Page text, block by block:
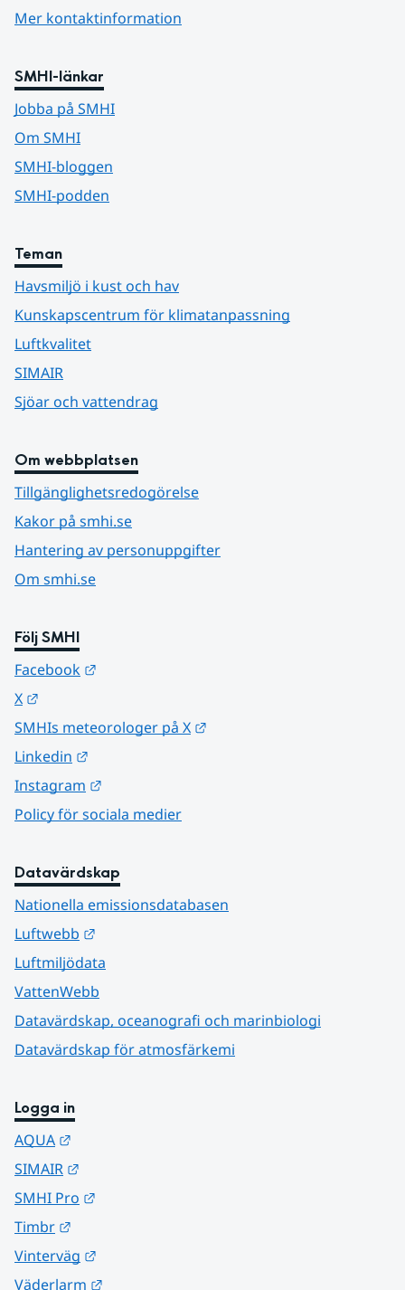
Mer kontaktinformation
SMHI-länkar
Jobba på SMHI
Om SMHI
SMHI-bloggen
SMHI-podden
Teman
Havsmiljö i kust och hav
Kunskapscentrum för klimatanpassning
Luftkvalitet
SIMAIR
Sjöar och vattendrag
Om webbplatsen
Tillgänglighetsredogörelse
Kakor på smhi.se
Hantering av personuppgifter
Om smhi.se
Följ SMHI
Facebook
X
SMHIs meteorologer på X
Linkedin
Instagram
Policy för sociala medier
Datavärdskap
Nationella emissionsdatabasen
Luftwebb
Luftmiljödata
VattenWebb
Datavärdskap, oceanografi och marinbiologi
Datavärdskap för atmosfärkemi
Logga in
AQUA
SIMAIR
SMHI Pro
Timbr
Vinterväg
Väderlarm